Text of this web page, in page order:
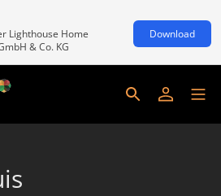
Lighthouse Home
& Co. KG
Download